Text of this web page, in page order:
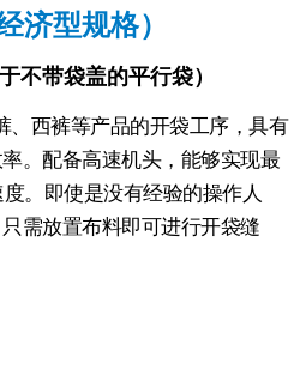
济型规格）
不带袋盖的平行袋）
、西裤等产品的开袋工序，具有
。配备高速机头，能够实现最
。即使是没有经验的操作人
需放置布料即可进行开袋缝